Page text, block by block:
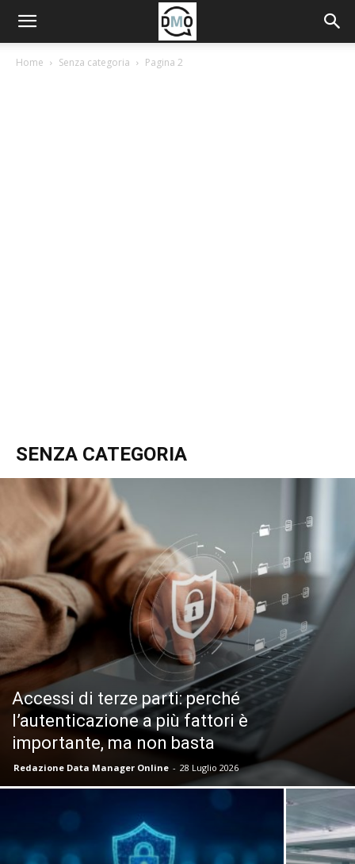
Home Senza categoria Pagina 2
SENZA CATEGORIA
Accessi di terze parti: perché
l’autenticazione a più fattori è
importante, ma non basta
Redazione Data Manager Online - 28 Luglio 2026